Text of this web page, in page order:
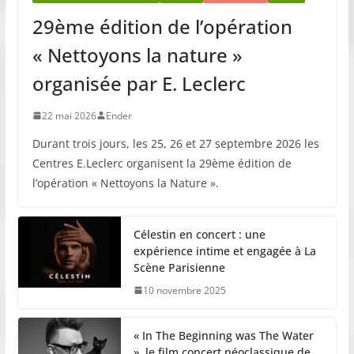
29ème édition de l’opération
« Nettoyons la nature »
organisée par E. Leclerc
22 mai 2026 Ender
Durant trois jours, les 25, 26 et 27 septembre 2026 les
Centres E.Leclerc organisent la 29ème édition de
l’opération « Nettoyons la Nature ».
Célestin en concert : une
expérience intime et engagée à La
Scène Parisienne
10 novembre 2025
« In The Beginning was The Water